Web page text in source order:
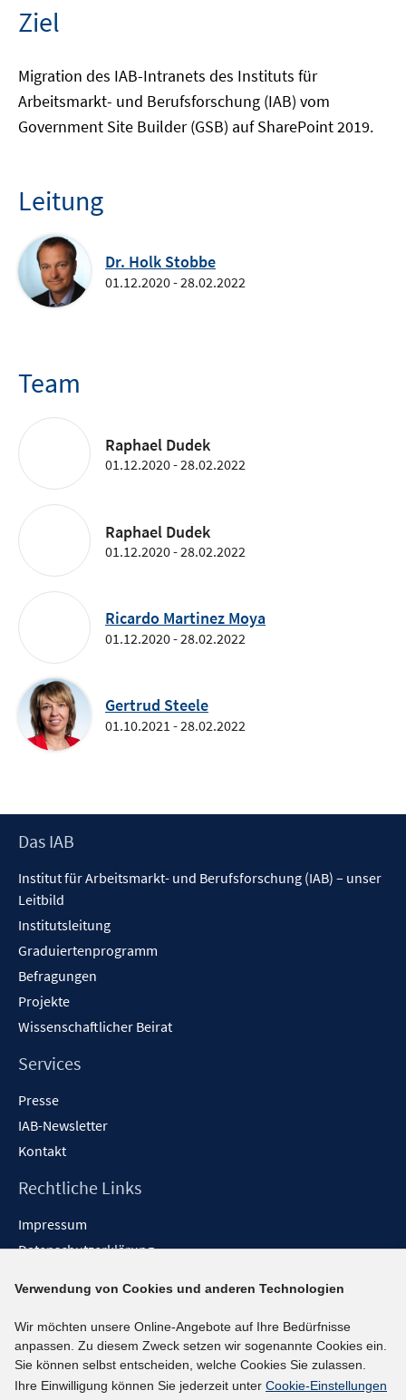
Ziel
Migration des IAB-Intranets des Instituts für
Arbeitsmarkt- und Berufsforschung (IAB) vom
Government Site Builder (GSB) auf SharePoint 2019.
Leitung
Dr. Holk Stobbe
01.12.2020 - 28.02.2022
Team
Raphael Dudek
01.12.2020 - 28.02.2022
Raphael Dudek
01.12.2020 - 28.02.2022
Ricardo Martinez Moya
01.12.2020 - 28.02.2022
Gertrud Steele
01.10.2021 - 28.02.2022
Footer
Das IAB
Institut für Arbeitsmarkt- und Berufsforschung (IAB) – unser
Leitbild
Institutsleitung
Graduiertenprogramm
Befragungen
Projekte
Wissenschaftlicher Beirat
Services
Presse
IAB-Newsletter
Kontakt
Rechtliche Links
Impressum
Datenschutzerklärung
Barrieren melden
Social-Media-Kanäle
BlueSky
Verwendung von Cookies und anderen Technologien
Wir möchten unsere Online-Angebote auf Ihre Bedürfnisse
anpassen. Zu diesem Zweck setzen wir sogenannte Cookies ein.
Sie können selbst entscheiden, welche Cookies Sie zulassen.
Ihre Einwilligung können Sie jederzeit unter Cookie-Einstellungen